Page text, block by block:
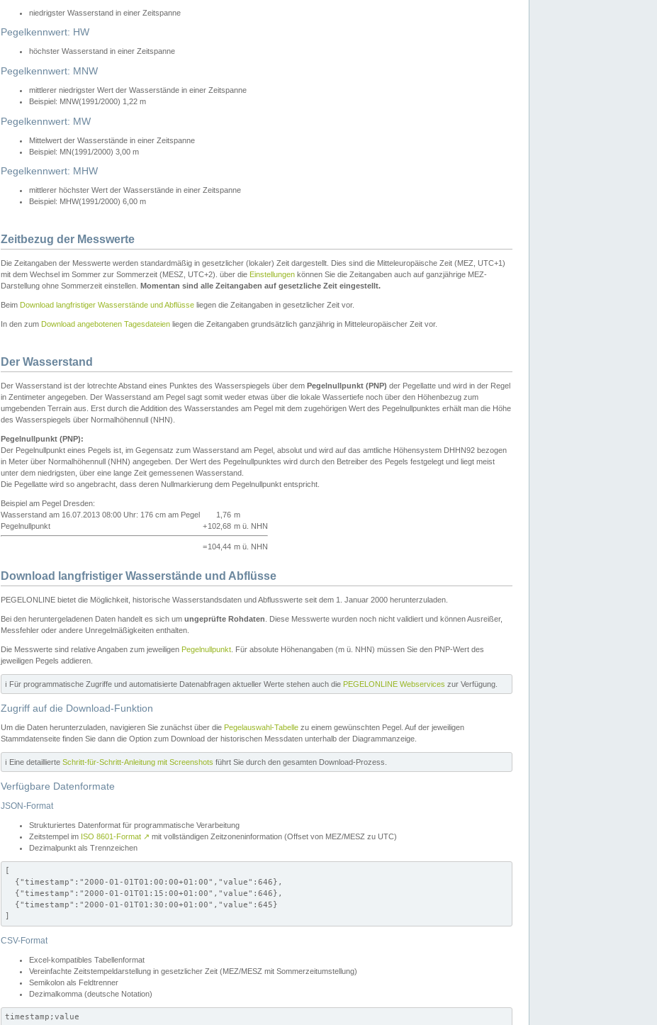
niedrigster Wasserstand in einer Zeitspanne
Pegelkennwert: HW
höchster Wasserstand in einer Zeitspanne
Pegelkennwert: MNW
mittlerer niedrigster Wert der Wasserstände in einer Zeitspanne
Beispiel: MNW(1991/2000) 1,22 m
Pegelkennwert: MW
Mittelwert der Wasserstände in einer Zeitspanne
Beispiel: MN(1991/2000) 3,00 m
Pegelkennwert: MHW
mittlerer höchster Wert der Wasserstände in einer Zeitspanne
Beispiel: MHW(1991/2000) 6,00 m
Zeitbezug der Messwerte
Die Zeitangaben der Messwerte werden standardmäßig in gesetzlicher (lokaler) Zeit dargestellt. Dies sind die Mitteleuropäische Zeit (MEZ, UTC+1)
mit dem Wechsel im Sommer zur Sommerzeit (MESZ, UTC+2). über die Einstellungen können Sie die Zeitangaben auch auf ganzjährige MEZ-
Darstellung ohne Sommerzeit einstellen. Momentan sind alle Zeitangaben auf gesetzliche Zeit eingestellt.
Beim Download langfristiger Wasserstände und Abflüsse liegen die Zeitangaben in gesetzlicher Zeit vor.
In den zum Download angebotenen Tagesdateien liegen die Zeitangaben grundsätzlich ganzjährig in Mitteleuropäischer Zeit vor.
Der Wasserstand
Der Wasserstand ist der lotrechte Abstand eines Punktes des Wasserspiegels über dem Pegelnullpunkt (PNP) der Pegellatte und wird in der Regel
in Zentimeter angegeben. Der Wasserstand am Pegel sagt somit weder etwas über die lokale Wassertiefe noch über den Höhenbezug zum
umgebenden Terrain aus. Erst durch die Addition des Wasserstandes am Pegel mit dem zugehörigen Wert des Pegelnullpunktes erhält man die Höhe
des Wasserspiegels über Normalhöhennull (NHN).
Pegelnullpunkt (PNP):
Der Pegelnullpunkt eines Pegels ist, im Gegensatz zum Wasserstand am Pegel, absolut und wird auf das amtliche Höhensystem DHHN92 bezogen
in Meter über Normalhöhennull (NHN) angegeben. Der Wert des Pegelnullpunktes wird durch den Betreiber des Pegels festgelegt und liegt meist
unter dem niedrigsten, über eine lange Zeit gemessenen Wasserstand.
Die Pegellatte wird so angebracht, dass deren Nullmarkierung dem Pegelnullpunkt entspricht.
Beispiel am Pegel Dresden:
Wasserstand am 16.07.2013 08:00 Uhr: 176 cm am Pegel
1,76 m
Pegelnullpunkt
+102,68 m ü. NHN
=104,44 m ü. NHN
Download langfristiger Wasserstände und Abflüsse
PEGELONLINE bietet die Möglichkeit, historische Wasserstandsdaten und Abflusswerte seit dem 1. Januar 2000 herunterzuladen.
Bei den heruntergeladenen Daten handelt es sich um ungeprüfte Rohdaten . Diese Messwerte wurden noch nicht validiert und können Ausreißer,
Messfehler oder andere Unregelmäßigkeiten enthalten.
Die Messwerte sind relative Angaben zum jeweiligen Pegelnullpunkt . Für absolute Höhenangaben (m ü. NHN) müssen Sie den PNP-Wert des
jeweiligen Pegels addieren.
ℹ️ Für programmatische Zugriffe und automatisierte Datenabfragen aktueller Werte stehen auch die PEGELONLINE Webservices zur Verfügung.
Zugriff auf die Download-Funktion
Um die Daten herunterzuladen, navigieren Sie zunächst über die Pegelauswahl-Tabelle zu einem gewünschten Pegel. Auf der jeweiligen
Stammdatenseite finden Sie dann die Option zum Download der historischen Messdaten unterhalb der Diagrammanzeige.
ℹ️ Eine detaillierte Schritt-für-Schritt-Anleitung mit Screenshots führt Sie durch den gesamten Download-Prozess.
Verfügbare Datenformate
JSON-Format
Strukturiertes Datenformat für programmatische Verarbeitung
Zeitstempel im ISO 8601-Format ↗ mit vollständigen Zeitzoneninformation (Offset von MEZ/MESZ zu UTC)
Dezimalpunkt als Trennzeichen
[
  {"timestamp":"2000-01-01T01:00:00+01:00","value":646},
  {"timestamp":"2000-01-01T01:15:00+01:00","value":646},
  {"timestamp":"2000-01-01T01:30:00+01:00","value":645}
]
CSV-Format
Excel-kompatibles Tabellenformat
Vereinfachte Zeitstempeldarstellung in gesetzlicher Zeit (MEZ/MESZ mit Sommerzeitumstellung)
Semikolon als Feldtrenner
Dezimalkomma (deutsche Notation)
timestamp;value